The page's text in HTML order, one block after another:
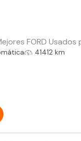
FORD
41412 km